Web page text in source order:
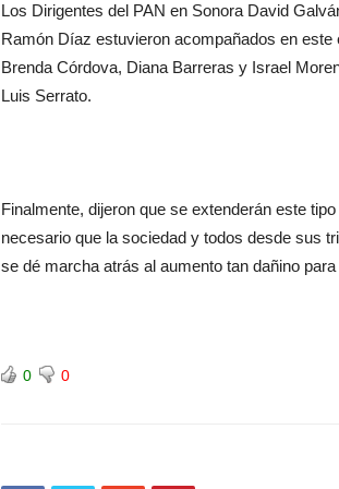
Los Dirigentes del PAN en Sonora David
Ramón Díaz estuvieron acompañados en
Brenda Córdova, Diana Barreras y Israel
Luis Serrato.
Finalmente, dijeron que se extenderán este
necesario que la sociedad y todos desde sus
se dé marcha atrás al aumento tan dañino
0 0